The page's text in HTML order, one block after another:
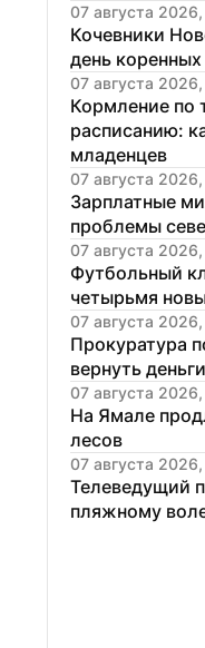
07 августа
Кочевники
день
07 августа
Кормление по
расписанию:
младенцев
07 августа
Зарплатные
проблемы
07 августа
Футбольный
четырьмя
07 августа
Прокуратура
вернуть
07 августа
На Ямале
лесов
07 августа
Телеведущий
пляжному